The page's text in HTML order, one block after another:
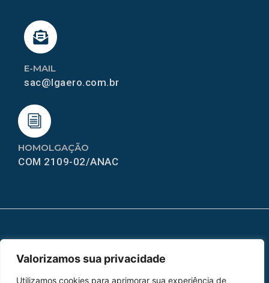
Valorizamos sua privacidade
Utilizamos cookies para aprimorar sua experiência de
HOMOLGAÇÃO
COM 2109-02/ANAC
E-MAIL
sac@lgaero.com.br
Home